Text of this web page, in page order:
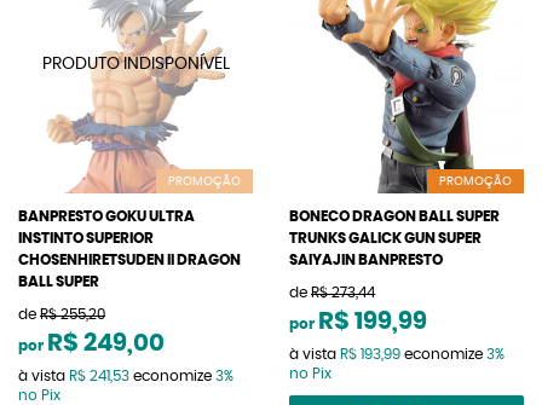
PROMOÇÃO
BANPRESTO GOKU ULTRA
INSTINTO SUPERIOR
CHOSENHIRETSUDEN II DRAGON
BALL SUPER
de R$ 255,20
por R$ 249,00
à vista R$ 241,53 economize 3%
no Pix
PROMOÇÃO
BONECO DRAGON BALL SUPER
TRUNKS GALICK GUN SUPER
SAIYAJIN BANPRESTO
de R$ 273,44
por R$ 199,99
à vista R$ 193,99 economize 3%
no Pix